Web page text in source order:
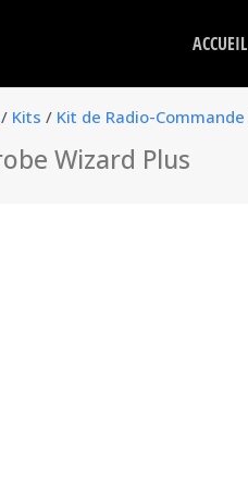
ACCUEIL
/ Kits / Kit de Radio-Commande
Wizard Plus